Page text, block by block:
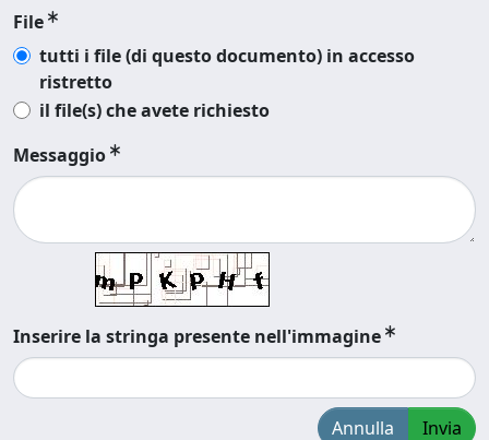
File
tutti i file (di questo documento) in accesso
ristretto
il file(s) che avete richiesto
Messaggio
Inserire la stringa presente nell'immagine
Annulla Invia